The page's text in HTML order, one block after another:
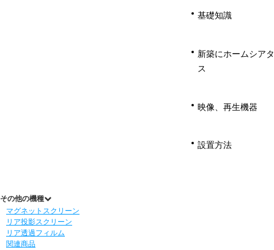
基礎知識
新築にホームシア
ス
映像、再生機器
設置方法
その他の機種
マグネットスクリーン
リア投影スクリーン
リア透過フィルム
関連商品